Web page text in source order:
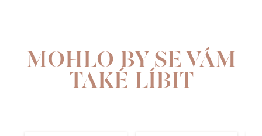
MOHLO BY SE VÁM
TAKÉ LÍBIT